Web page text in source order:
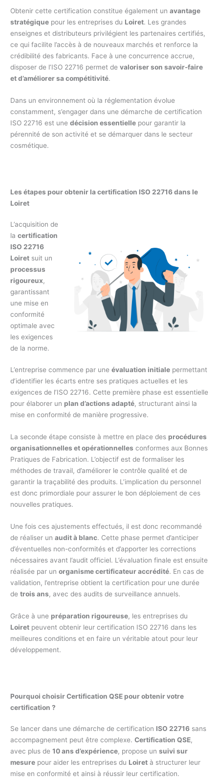
Obtenir cette certification constitue également unavantage
stratégique pour les entreprises du Loiret. Les grandes
enseignes et distributeurs privilégient les partenaires certifiés,
ce qui facilite l’accès à de nouveaux marchés et renforce la
crédibilité des fabricants. Face à une concurrence accrue,
disposer de l’ISO 22716 permet devaloriser son savoir-faire
et d’améliorer sa compétitivité.
Dans un environnement où la réglementation évolue
constamment, s’engager dans une démarche de certification
ISO 22716 est unedécision essentielle pour garantir la
pérennité de son activité et se démarquer dans le secteur
cosmétique.
Les étapes pour obtenir la certification ISO 22716 dans le
Loiret
L’acquisition de
lacertification
ISO 22716
Loiret suit un
processus
rigoureux,
garantissant
une mise en
conformité
optimale avec
les exigences
de la norme.
L’entreprise commence par uneévaluation initiale permettant
d’identifier les écarts entre ses pratiques actuelles et les
exigences de l’ISO 22716. Cette première phase est essentielle
pour élaborer un plan d’actions adapté, structurant ainsi la
mise en conformité de manière progressive.
La seconde étape consiste à mettre en place des procédures
organisationnelles et opérationnelles conformes aux Bonnes
Pratiques de Fabrication. L’objectif est de formaliser les
méthodes de travail, d’améliorer le contrôle qualité et de
garantir la traçabilité des produits. L’implication du personnel
est donc primordiale pour assurer le bon déploiement de ces
nouvelles pratiques.
Une fois ces ajustements effectués, il est donc recommandé
de réaliser unaudit à blanc. Cette phase permet d’anticiper
d’éventuelles non-conformités et d’apporter les corrections
nécessaires avant l’audit officiel. L’évaluation finale est ensuite
réalisée par unorganisme certificateur accrédité. En cas de
validation, l’entreprise obtient la certification pour une durée
detrois ans, avec des audits de surveillance annuels.
Grâce à une préparation rigoureuse, les entreprises du
Loiret peuvent obtenir leur certification ISO 22716 dans les
meilleures conditions et en faire un véritable atout pour leur
développement.
Pourquoi choisir Certification QSE pour obtenir votre
certification ?
Se lancer dans une démarche de certification ISO 22716 sans
accompagnement peut être complexe.Certification QSE,
avec plus de10 ans d’expérience, propose unsuivi sur
mesure pour aider les entreprises du Loiret à structurer leur
mise en conformité et ainsi à réussir leur certification.